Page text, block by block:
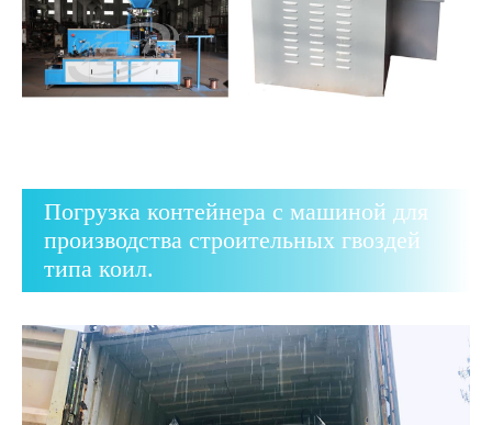
Погрузка контейнера с машиной для
производства строительных гвоздей
типа коил.